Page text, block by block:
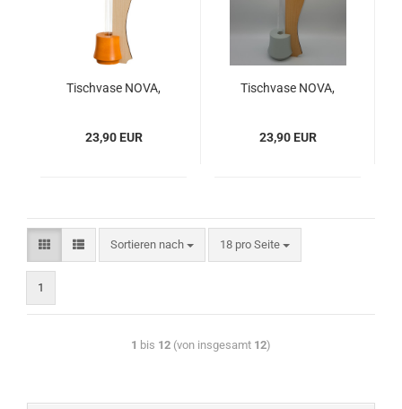
Tischvase NOVA,
23,90 EUR
Tischvase NOVA,
23,90 EUR
Sortieren nach 18 pro Seite
1
1 bis 12 (von insgesamt 12)